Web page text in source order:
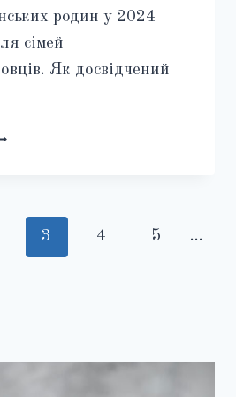
родин у 2024
сімей
Як досвідчений
3 4 5 …